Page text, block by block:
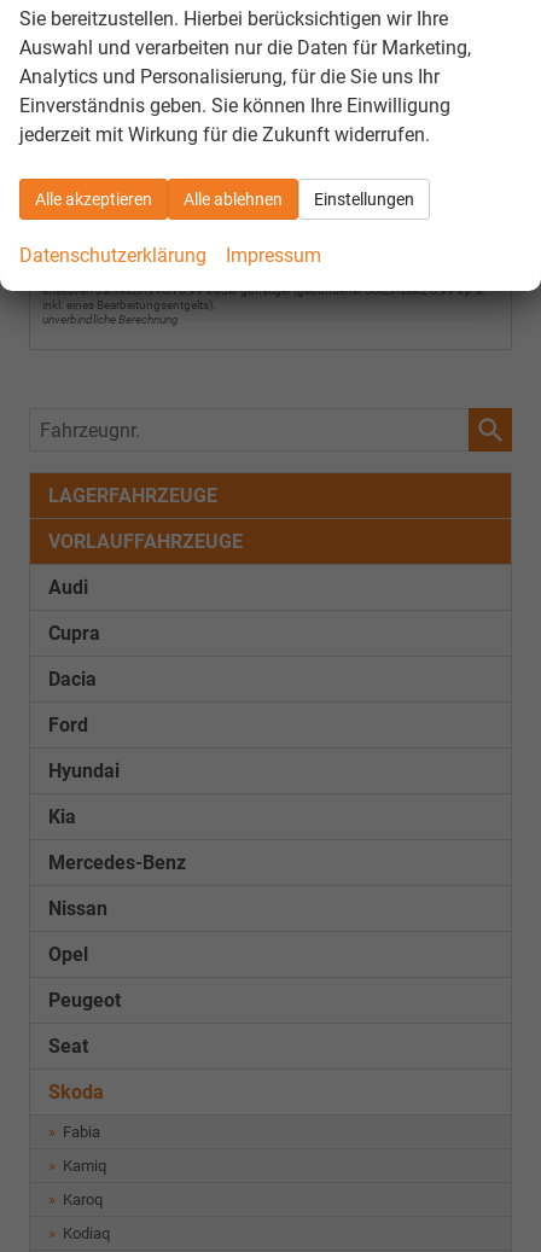
Effektiver Jahreszins 6,99%
Gebundener Sollzinssatz 6,99%
Anzahlung €
Anzahl der Monatsraten
effektiven Jahreszins von 6,99% oder günstiger (gebundener Sollzinssatz 6,99% p.a.
inkl. eines Bearbeitungsentgelts).
unverbindliche Berechnung
Fahrzeugnr.
LAGERFAHRZEUGE
VORLAUFFAHRZEUGE
Audi
Cupra
Dacia
Ford
Hyundai
Kia
Mercedes-Benz
Nissan
Opel
Peugeot
Seat
Skoda
Fabia
Kamiq
Karoq
Kodiaq
Sie bereitzustellen. Hierbei berücksichtigen wir Ihre
Auswahl und verarbeiten nur die Daten für Marketing,
Analytics und Personalisierung, für die Sie uns Ihr
Einverständnis geben. Sie können Ihre Einwilligung
jederzeit mit Wirkung für die Zukunft widerrufen.
Alle akzeptieren Alle ablehnen Einstellungen
Datenschutzerklärung Impressum